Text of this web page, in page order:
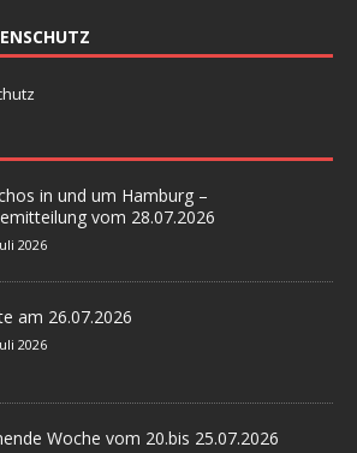
in und um Hamburg –
vom 28.07.2026
2026
am 26.07.2026
2026
Woche vom 20.bis 25.07.2026